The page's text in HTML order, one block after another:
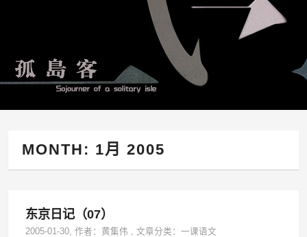
MONTH: 1月 2005
东京日记（07）
2005-01-30, 作者：黄集伟 ,文章分类：一课语文